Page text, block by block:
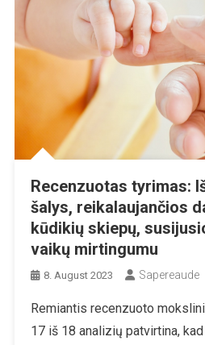
Recenzuotas tyrimas:
šalys, reikalaujančios
kūdikių skiepų,
vaikų mirtingumu
8. August 2023 Sapereaude
Remiantis recenzuoto
17 iš 18 analizių patvirtina,